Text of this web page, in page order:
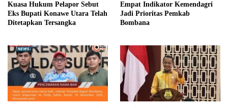
Kuasa Hukum Pelapor Sebut
Eks Bupati Konawe Utara Telah
Ditetapkan Tersangka
Empat Indikator Kemendagri
Jadi Prioritas Pemkab
Bombana